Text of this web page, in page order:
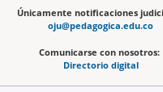
Únicamente notificaciones
oju@pedagogica.edu.co
Comunicarse con nosotros:
Directorio digital